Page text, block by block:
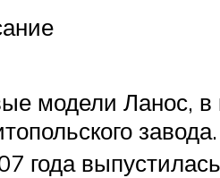
модели Ланос, в
года